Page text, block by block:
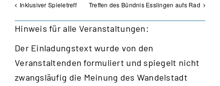
Inklusiver Spieletreff Treffen des Bündnis Esslingen aufs Rad
Hinweis für alle Veranstaltungen:
Der Einladungstext wurde von den
Veranstaltenden formuliert und spiegelt nicht
zwangsläufig die Meinung des Wandelstadt